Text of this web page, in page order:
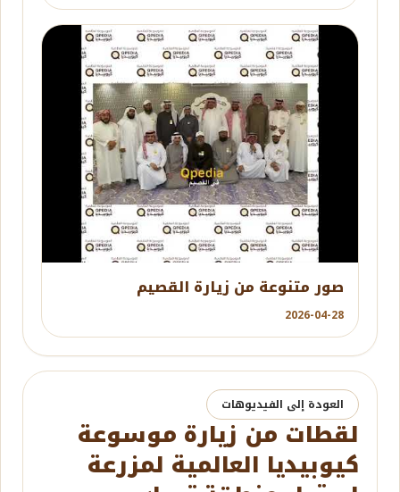
صور متنوعة من زيارة القصيم
2026-04-28
العودة إلى الفيديوهات
لقطات من زيارة موسوعة
كيوبيديا العالمية لمزرعة